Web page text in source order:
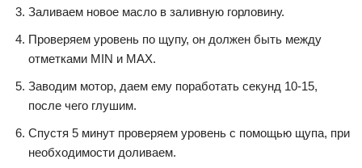
Заливаем новое масло в заливную горловину.
Проверяем уровень по щупу, он должен быть между
отметками MIN и MAX.
Заводим мотор, даем ему поработать секунд 10-15,
после чего глушим.
Спустя 5 минут проверяем уровень с помощью щупа, при
необходимости доливаем.